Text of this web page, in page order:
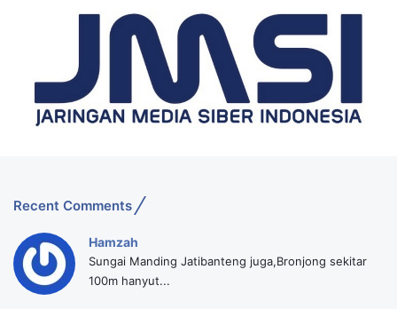
Recent Comments
Hamzah
Sungai Manding Jatibanteng juga,Bronjong sekitar
100m hanyut...